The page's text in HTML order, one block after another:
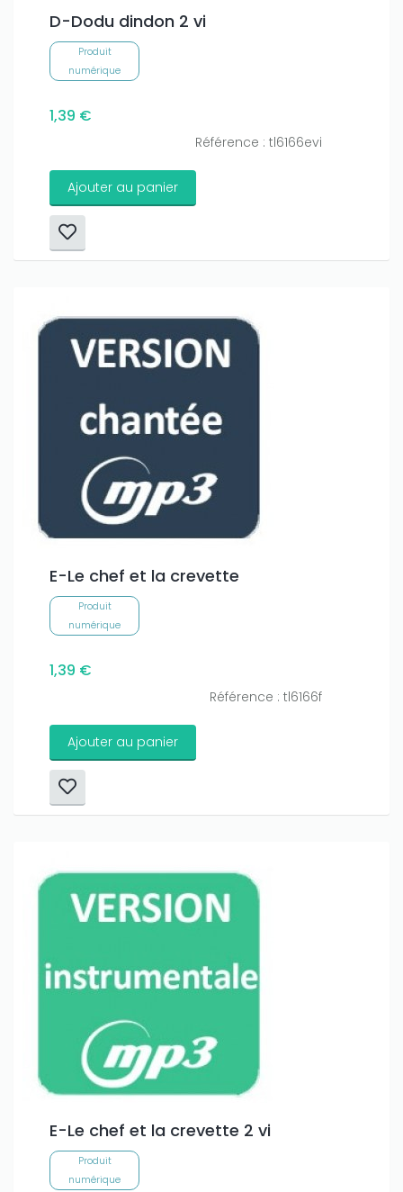
D-Dodu dindon 2 vi
Produit
numérique
1,39 €
Référence : tl6166evi
Ajouter au panier
E-Le chef et la crevette
Produit
numérique
1,39 €
Référence : tl6166f
Ajouter au panier
E-Le chef et la crevette 2 vi
Produit
numérique